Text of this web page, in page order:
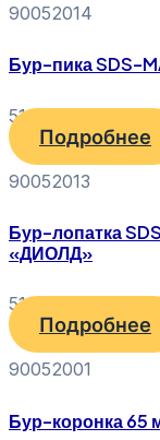
90052014
Бур-пика SDS-
510₽
Подробнее
90052013
Бур-лопатка
«ДИОЛД»
510
Подробнее
90052001
Бур-коронка 65